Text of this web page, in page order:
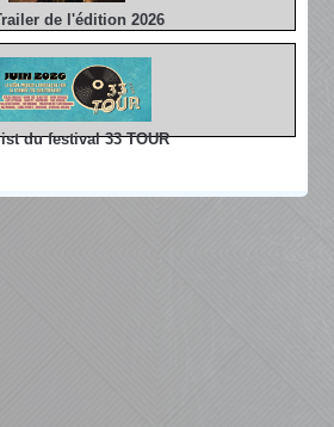
de l'édition 2026
du festival 33 TOUR